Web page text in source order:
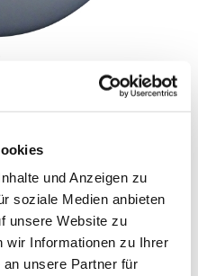
und Anzeigen zu
soziale Medien anbieten
unsere Website zu
wir Informationen zu Ihrer
unsere Partner für